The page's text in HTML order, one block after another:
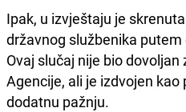
Ipak, u izvještaju je
državnog službenika
Ovaj slučaj nije bio
Agencije, ali je izdvojen
dodatnu pažnju.